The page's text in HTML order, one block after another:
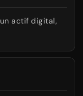
actif digital,